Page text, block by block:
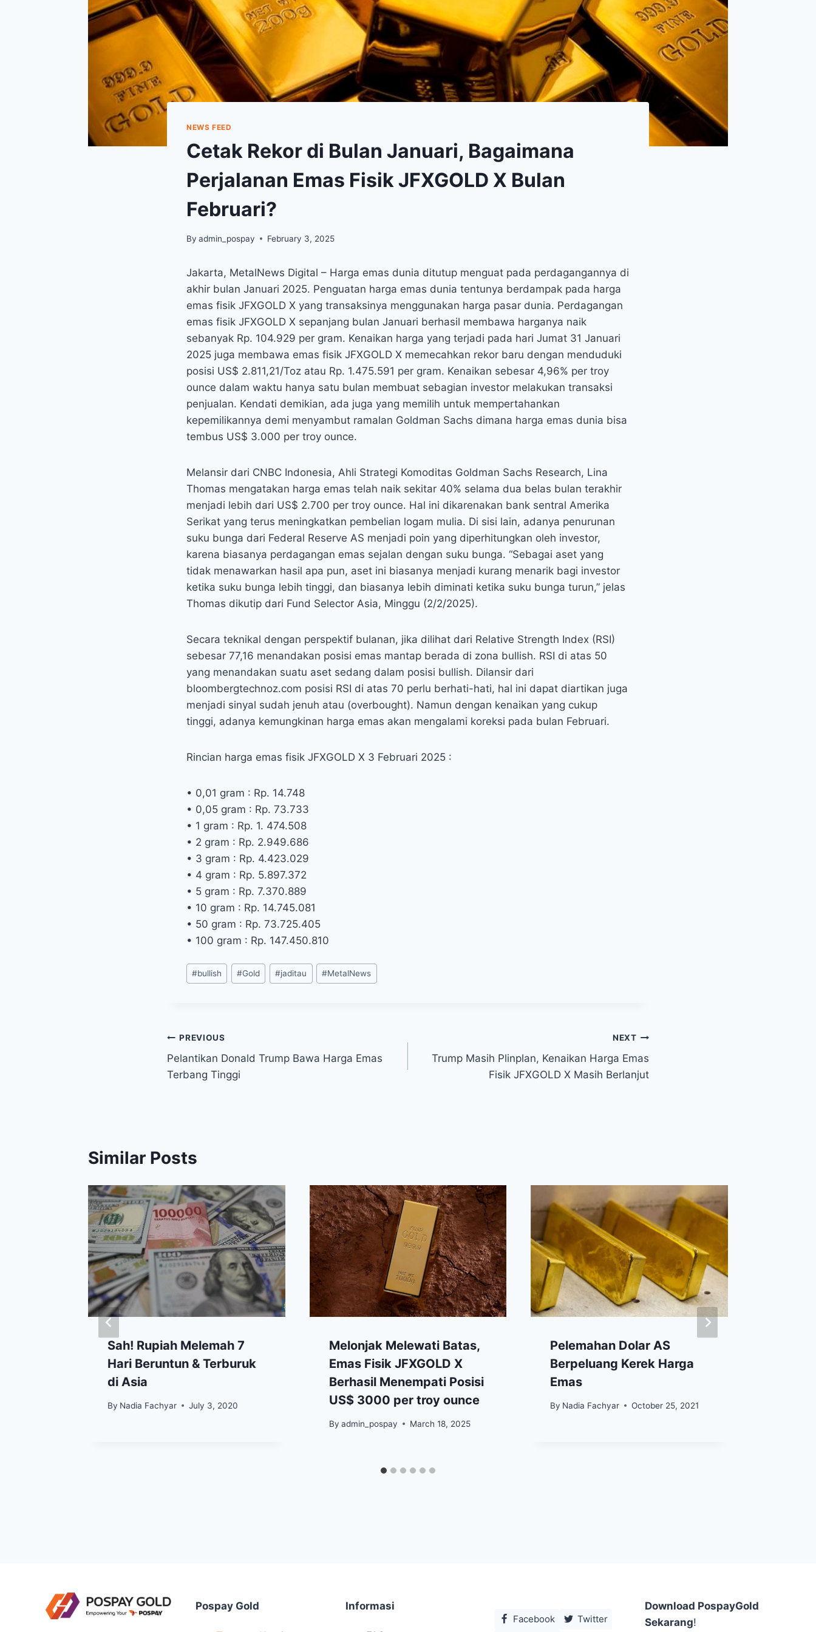
NEWS FEED
Cetak Rekor di Bulan Januari, Bagaimana
Perjalanan Emas Fisik JFXGOLD X Bulan
Februari?
By admin_pospay February 3, 2025
Jakarta, MetalNews Digital – Harga emas dunia ditutup menguat pada perdagangannya di
akhir bulan Januari 2025. Penguatan harga emas dunia tentunya berdampak pada harga
emas fisik JFXGOLD X yang transaksinya menggunakan harga pasar dunia. Perdagangan
emas fisik JFXGOLD X sepanjang bulan Januari berhasil membawa harganya naik
sebanyak Rp. 104.929 per gram. Kenaikan harga yang terjadi pada hari Jumat 31 Januari
2025 juga membawa emas fisik JFXGOLD X memecahkan rekor baru dengan menduduki
posisi US$ 2.811,21/Toz atau Rp. 1.475.591 per gram. Kenaikan sebesar 4,96% per troy
ounce dalam waktu hanya satu bulan membuat sebagian investor melakukan transaksi
penjualan. Kendati demikian, ada juga yang memilih untuk mempertahankan
kepemilikannya demi menyambut ramalan Goldman Sachs dimana harga emas dunia bisa
tembus US$ 3.000 per troy ounce.
Melansir dari CNBC Indonesia, Ahli Strategi Komoditas Goldman Sachs Research, Lina
Thomas mengatakan harga emas telah naik sekitar 40% selama dua belas bulan terakhir
menjadi lebih dari US$ 2.700 per troy ounce. Hal ini dikarenakan bank sentral Amerika
Serikat yang terus meningkatkan pembelian logam mulia. Di sisi lain, adanya penurunan
suku bunga dari Federal Reserve AS menjadi poin yang diperhitungkan oleh investor,
karena biasanya perdagangan emas sejalan dengan suku bunga. “Sebagai aset yang
tidak menawarkan hasil apa pun, aset ini biasanya menjadi kurang menarik bagi investor
ketika suku bunga lebih tinggi, dan biasanya lebih diminati ketika suku bunga turun,” jelas
Thomas dikutip dari Fund Selector Asia, Minggu (2/2/2025).
Secara teknikal dengan perspektif bulanan, jika dilihat dari Relative Strength Index (RSI)
sebesar 77,16 menandakan posisi emas mantap berada di zona bullish. RSI di atas 50
yang menandakan suatu aset sedang dalam posisi bullish. Dilansir dari
bloombergtechnoz.com posisi RSI di atas 70 perlu berhati-hati, hal ini dapat diartikan juga
menjadi sinyal sudah jenuh atau (overbought). Namun dengan kenaikan yang cukup
tinggi, adanya kemungkinan harga emas akan mengalami koreksi pada bulan Februari.
Rincian harga emas fisik JFXGOLD X 3 Februari 2025 :
• 0,01 gram : Rp. 14.748
• 0,05 gram : Rp. 73.733
• 1 gram : Rp. 1. 474.508
• 2 gram : Rp. 2.949.686
• 3 gram : Rp. 4.423.029
• 4 gram : Rp. 5.897.372
• 5 gram : Rp. 7.370.889
• 10 gram : Rp. 14.745.081
• 50 gram : Rp. 73.725.405
• 100 gram : Rp. 147.450.810
Post
Tags:
#bullish #Gold #jaditau #MetalNews
Post
navigation
PREVIOUS
Pelantikan Donald Trump Bawa Harga Emas
Terbang Tinggi
NEXT
Trump Masih Plinplan, Kenaikan Harga Emas
Fisik JFXGOLD X Masih Berlanjut
Similar Posts
Sah! Rupiah Melemah 7
Hari Beruntun & Terburuk
di Asia
By Nadia Fachyar July 3, 2020
Melonjak Melewati Batas,
Emas Fisik JFXGOLD X
Berhasil Menempati Posisi
US$ 3000 per troy ounce
By admin_pospay March 18, 2025
Pelemahan Dolar AS
Berpeluang Kerek Harga
Emas
By Nadia Fachyar October 25, 2021
Pospay Gold Informasi
Facebook Twitter
Download PospayGold
Sekarang!